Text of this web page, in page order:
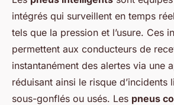
intégrés qui surveillent en temps
tels que la pression et l’usure. Ces
permettent aux conducteurs de
instantanément des alertes via une
réduisant ainsi le risque d’incidents
sous-gonflés ou usés. Les pneus